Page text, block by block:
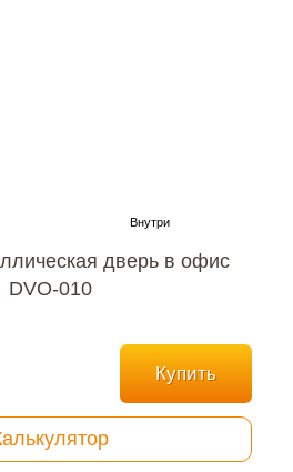
дверь в офис
DVO-010
Купить